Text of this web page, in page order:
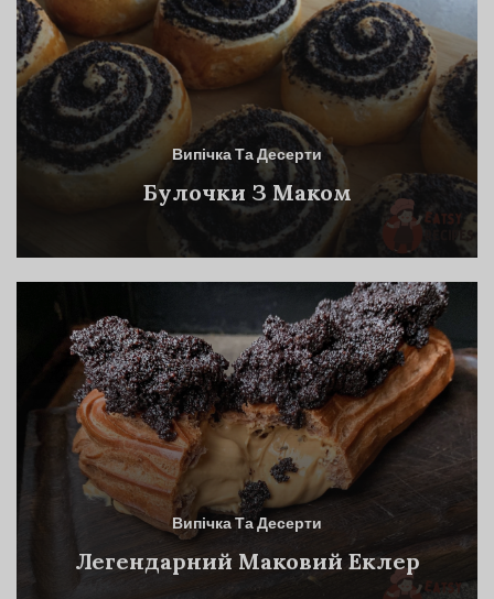
Випічка Та Десерти
Булочки З Маком
Випічка Та Десерти
Легендарний Маковий Еклер